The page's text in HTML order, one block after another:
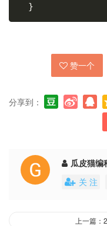
}
赞一个
分享到：
瓜皮猫编
关 注
上一篇